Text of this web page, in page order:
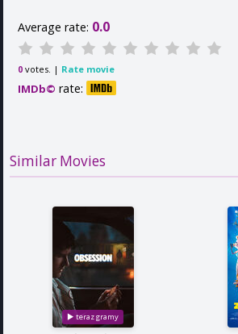
Average rate: 0.0
0 votes. | Rate movie
IMDb© rate:
Similar Movies